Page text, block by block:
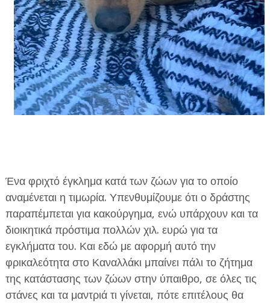
Ένα φριχτό έγκλημα κατά των ζώων για το οποίο
αναμένεται η τιμωρία. Υπενθυμίζουμε ότι ο δράστης
παραπέμπεται για κακούργημα, ενώ υπάρχουν και τα
διοικητικά πρόστιμα πολλών χιλ. ευρώ για τα
εγκλήματα του. Και εδώ με αφορμή αυτό την
φρικαλεότητα στο Καναλλάκι μπαίνει πάλι το ζήτημα
της κατάστασης των ζώων στην ύπαιθρο, σε όλες τις
στάνες και τα μαντριά τι γίνεται, πότε επιτέλους θα